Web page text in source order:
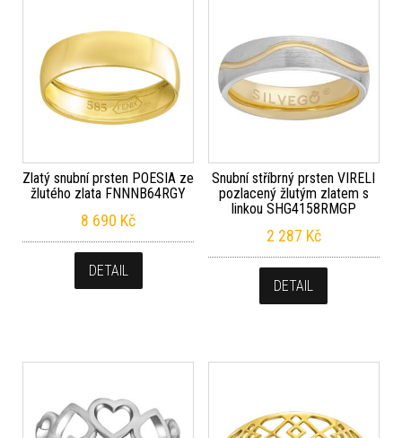
Zlatý snubní prsten POESIA ze
žlutého zlata FNNNB64RGY
8 690 Kč
DETAIL
Snubní stříbrný prsten VIRELI
pozlacený žlutým zlatem s
linkou SHG4158RMGP
2 287 Kč
DETAIL